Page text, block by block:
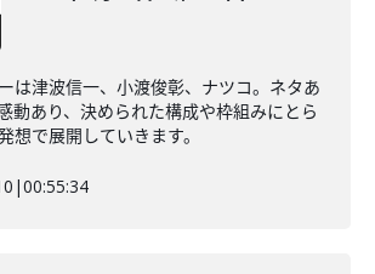
は津波信一、小渡俊彰、ナツコ。ネタあ
動あり、決められた構成や枠組みにとら
想で展開していきます。
|00:55:34